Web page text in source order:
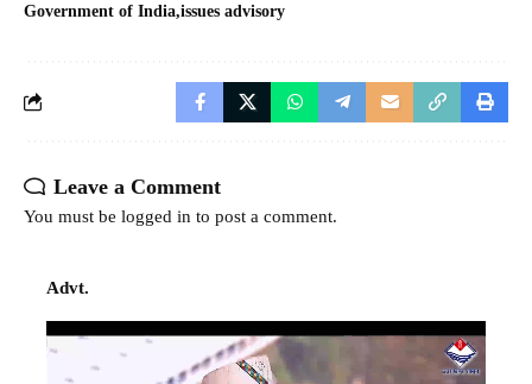
Government of India issues advisory
Leave a Comment
You must be logged in to post a comment.
Advt.
Video